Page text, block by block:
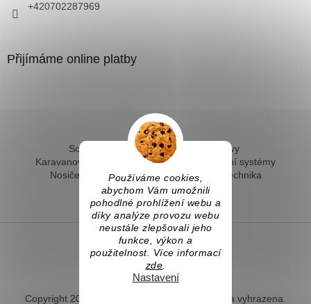
Používáme cookies,
abychom Vám umožnili
pohodlné prohlížení webu a
díky analýze provozu webu
neustále zlepšovali jeho
funkce, výkon a
použitelnost. Více informací
zde.
Nastavení
+420702287969
Přijímáme online platby
Solární ohřev vody - kompletní sestavy
Karavanové solární systémy
Ostrovní solární systémy
Nosiče kol na tažné
Hevery a dílenská technika
Fotovoltaický ohřev vody
Vytvořil Shoptet
Copyright 2026 . Všechna práva vyhrazena.